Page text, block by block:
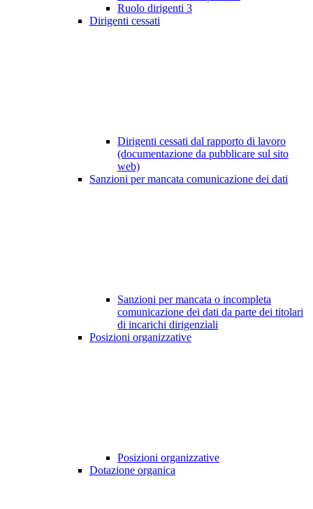
Ruolo dirigenti 3
Dirigenti cessati
Dirigenti cessati dal rapporto di lavoro
(documentazione da pubblicare sul sito
web)
Sanzioni per mancata comunicazione dei dati
Sanzioni per mancata o incompleta
comunicazione dei dati da parte dei titolari
di incarichi dirigenziali
Posizioni organizzative
Posizioni organizzative
Dotazione organica